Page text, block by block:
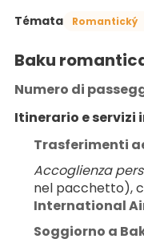
Témata Romantický
Baku
Numero di
Itinerario e servizi
Trasferimenti
Accoglienza
nel pacchetto),
International
Soggiorno a